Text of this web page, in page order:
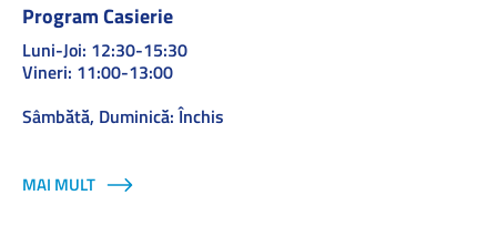
Program Casierie
Luni-Joi: 12:30-15:30
Vineri: 11:00-13:00
Sâmbătă, Duminică: Închis
MAI MULT